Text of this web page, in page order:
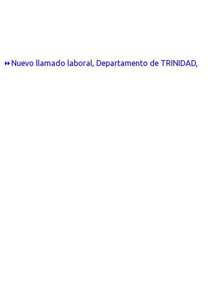
⏩Nuevo llamado laboral, Departamento de TRINIDAD,